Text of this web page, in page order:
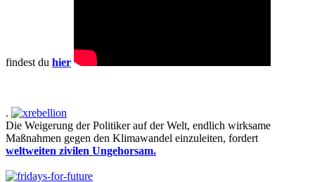
findest du hier
.
Die Weigerung der Politiker auf der Welt, endlich wirksame
Maßnahmen gegen den Klimawandel einzuleiten, fordert
weltweiten zivilen Ungehorsam.